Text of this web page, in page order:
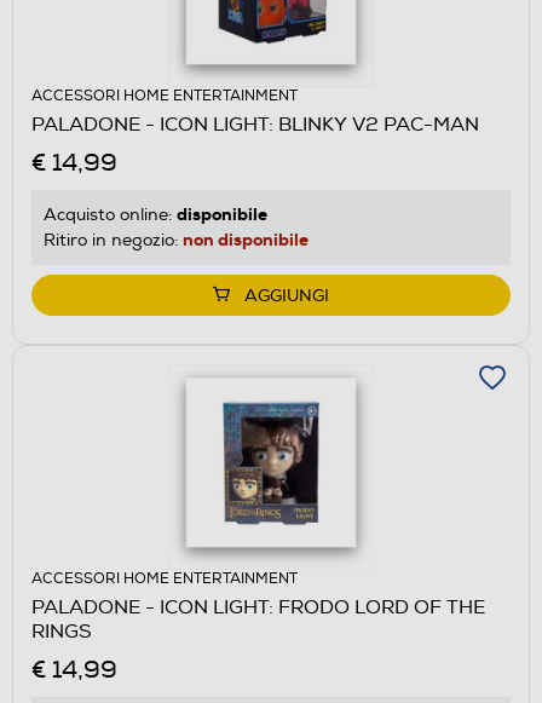
ACCESSORI HOME ENTERTAINMENT
PALADONE - ICON LIGHT: BLINKY V2 PAC-MAN
€ 14,99
Acquisto online: disponibile
Ritiro in negozio: non disponibile
AGGIUNGI
ACCESSORI HOME ENTERTAINMENT
PALADONE - ICON LIGHT: FRODO LORD OF THE
RINGS
€ 14,99